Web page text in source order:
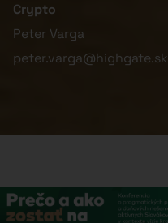
Crypto
Peter Varga
peter.varga@highgate.sk